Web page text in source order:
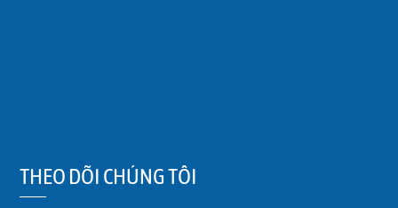
THEO DÕI CHÚNG TÔI